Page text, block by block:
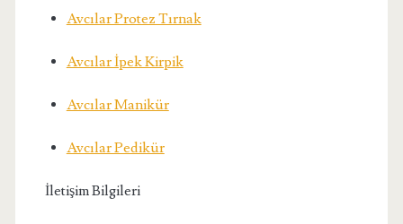
Avcılar Protez Tırnak
Avcılar İpek Kirpik
Avcılar Manikür
Avcılar Pedikür
İletişim Bilgileri